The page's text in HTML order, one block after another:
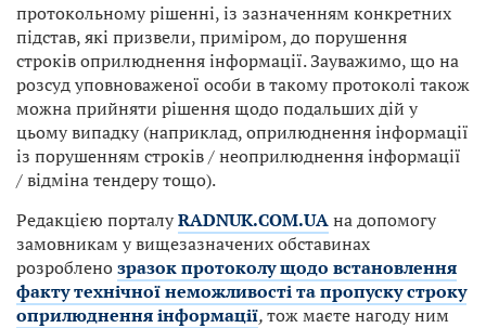
протокольному рішенні, із зазначенням конкретних
підстав, які призвели, приміром, до порушення
строків оприлюднення інформації. Зауважимо, що на
розсуд уповноваженої особи в такому протоколі також
можна прийняти рішення щодо подальших дій у
цьому випадку (наприклад, оприлюднення інформації
із порушенням строків / неоприлюднення інформації
/ відміна тендеру тощо).
Редакцією порталуRADNUK.COM.UAна допомогу
замовникам у вищезазначених обставинах
розробленозразок протоколу щодо встановлення
факту технічної неможливості та пропуску строку
оприлюднення інформації,тож маєте нагоду ним